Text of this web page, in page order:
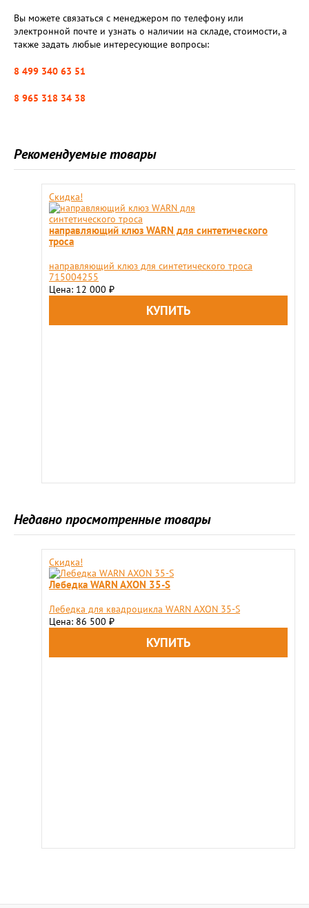
Вы можете связаться с менеджером по телефону или
электронной почте и узнать о наличии на складе, стоимости, а
также задать любые интересующие вопросы:
8 499 340 63 51
8 965 318 34 38
Рекомендуемые товары
Скидка!
направляющий клюз WARN для синтетического
троса
направляющий клюз для синтетического троса
715004255
Цена: 12 000 ₽
Недавно просмотренные товары
Скидка!
Лебедка WARN AXON 35-S
Лебедка для квадроцикла WARN AXON 35-S
Цена: 86 500 ₽